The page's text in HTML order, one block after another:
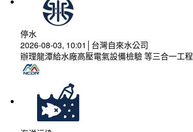
停水
2026-08-03, 10:01│台灣自來水公司
辦理龍潭給水廠高壓電氣設備檢驗 等三合一工程